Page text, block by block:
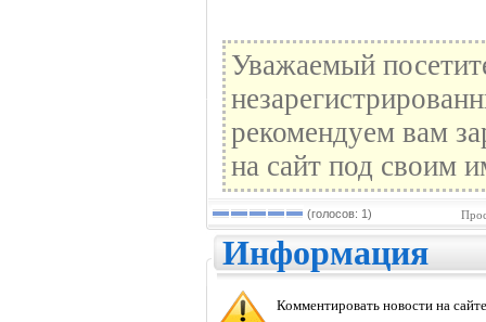
Уважаемый
рекомендуем вам
на сайт под своим
(голосов: 1)
Информация
Комментировать новости на